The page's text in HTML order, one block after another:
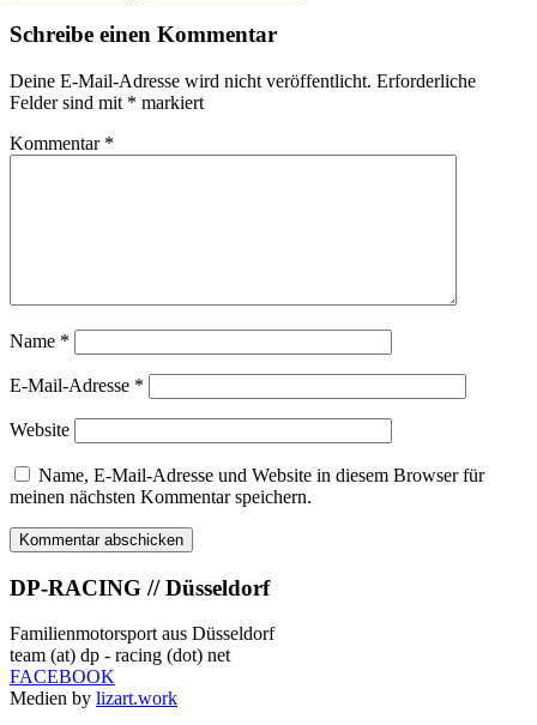
Schreibe einen Kommentar
Deine E-Mail-Adresse wird nicht veröffentlicht. Erforderliche
Felder sind mit * markiert
Kommentar *
Name *
E-Mail-Adresse *
Website
Name, E-Mail-Adresse und Website in diesem Browser für
meinen nächsten Kommentar speichern.
DP-RACING // Düsseldorf
Familienmotorsport aus Düsseldorf
team (at) dp - racing (dot) net
FACEBOOK
Medien by lizart.work